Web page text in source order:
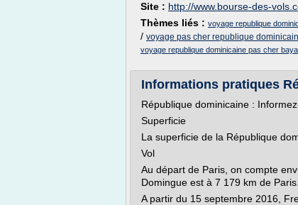
Site : http://www.bourse-des-
Thèmes liés : voyage republique
/ voyage pas cher republique
voyage republique dominicaine pas cher
Informations pratiques
République dominicaine :
Superficie
La superficie de la République
Vol
Au départ de Paris, on compte
Domingue est à 7 179 km de Paris.
A partir du 15 septembre 2016,